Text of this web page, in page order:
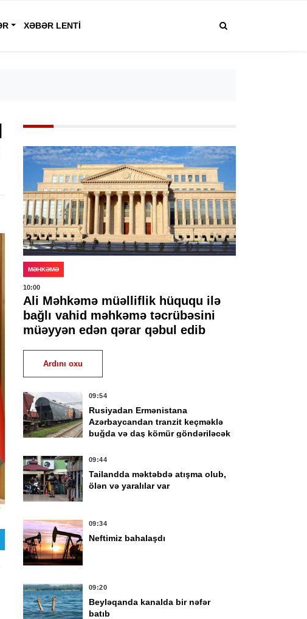
XƏBƏR LENTI
MƏHKƏMƏ
10:00
Ali Məhkəmə müəlliflik hüququ ilə
bağlı vahid məhkəmə təcrübəsini
müəyyən edən qərar qəbul edib
Ardını oxu
09:54
Rusiyadan Ermənistana
Azərbaycandan tranzit keçməklə
buğda və daş kömür göndəriləcək
09:44
Tailandda məktəbdə atışma olub,
ölən və yaralılar var
09:34
Neftimiz bahalaşdı
09:20
Beyləqanda kanalda bir nəfər
batıb